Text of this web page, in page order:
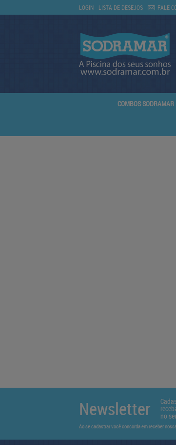
LOGIN LISTA DE DESEJOS FALE
COMBOS SODRAMAR
Newsletter no
Ao se cadastrar você concorda em receber